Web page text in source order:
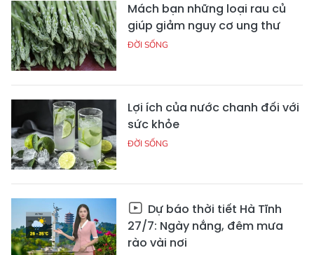
Mách bạn những loại rau củ
giúp giảm nguy cơ ung thư
ĐỜI SỐNG
Lợi ích của nước chanh đối với
sức khỏe
ĐỜI SỐNG
Dự báo thời tiết Hà Tĩnh
27/7: Ngày nắng, đêm mưa
rào vài nơi